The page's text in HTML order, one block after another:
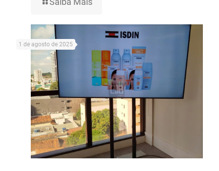
1 de agosto de 2025